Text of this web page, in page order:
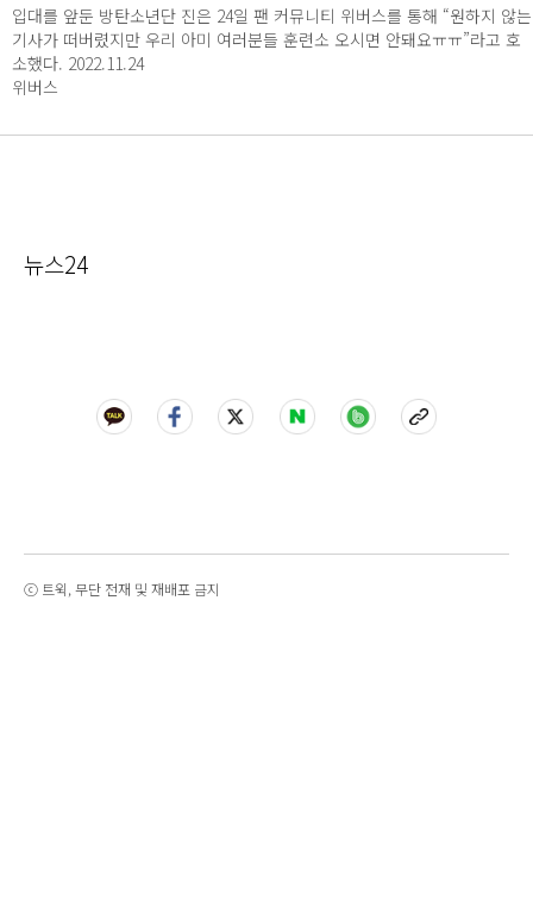
입대를 앞둔 방탄소년단 진은 24일 팬 커뮤니티 위버스를 통해 “원하지 않는
기사가 떠버렸지만 우리 아미 여러분들 훈련소 오시면 안돼요ㅠㅠ”라고 호
소했다. 2022.11.24
위버스
뉴스24
ⓒ 트윅, 무단 전재 및 재배포 금지